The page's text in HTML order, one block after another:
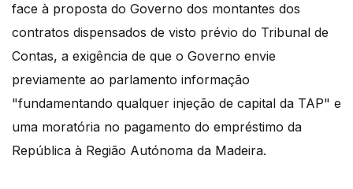
face à proposta do Governo dos montantes dos
contratos dispensados de visto prévio do Tribunal de
Contas, a exigência de que o Governo envie
previamente ao parlamento informação
"fundamentando qualquer injeção de capital da TAP" e
uma moratória no pagamento do empréstimo da
República à Região Autónoma da Madeira.